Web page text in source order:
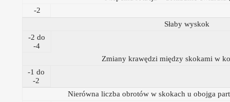
-2
Słaby wyskok
-2 do
-4
Zmiany krawędzi między skokami w
-1 do
-2
Nierówna liczba obrotów w skokach u obojga